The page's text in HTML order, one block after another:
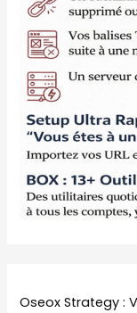
Oseox Strategy :